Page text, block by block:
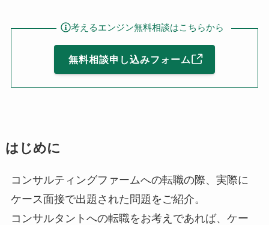
考えるエンジン無料相談はこちらから
無料相談申し込みフォーム
はじめに
コンサルティングファームへの転職の際、実際に
ケース面接で出題された問題をご紹介。
コンサルタントへの転職をお考えであれば、ケー